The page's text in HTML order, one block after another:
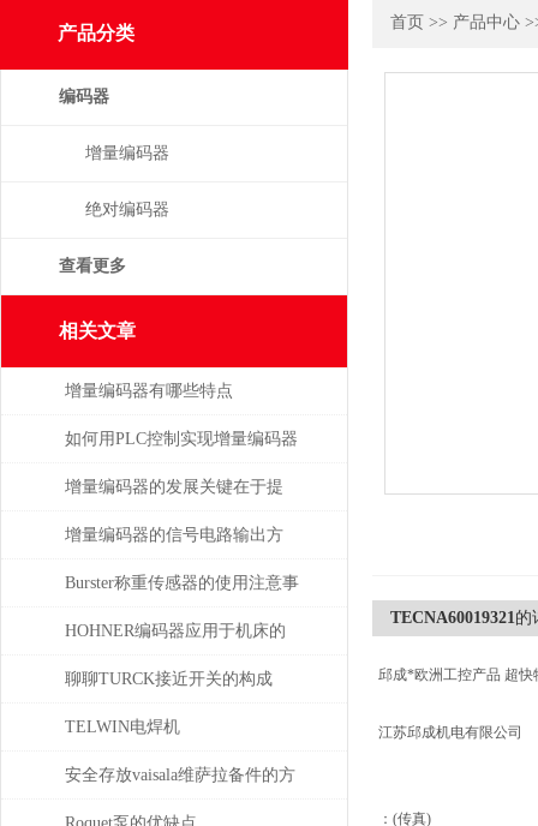
产品分类
编码器
增量编码器
绝对编码器
查看更多
相关文章
增量编码器有哪些特点
如何用PLC控制实现增量编码器
的定位功能？
增量编码器的发展关键在于提
升质量
增量编码器的信号电路输出方
式
Burster称重传感器的使用注意事
项
HOHNER编码器应用于机床的
位移测量和主轴控制
聊聊TURCK接近开关的构成
TELWIN电焊机
DIGITALCARSPOTTER5500的
维护保养与易损件更换周期
安全存放vaisala维萨拉备件的方
法，赶紧收藏！
首页 >> 产品中心
TECNA60019321的
邱成*欧洲工控产品 超
江苏邱成机电有限公司
：(传真)